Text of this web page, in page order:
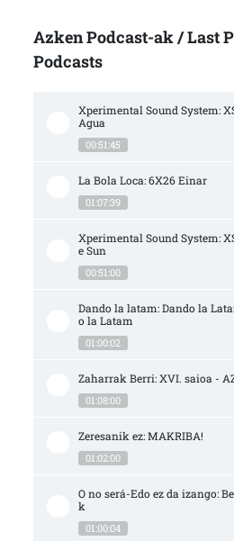
Azken Podcast-ak / Last
Podcasts
Xperimental Sound System:
Agua
00:51:45
La Bola Loca: 6X26 Einar
01:07:39
Xperimental Sound System:
e Sun
00:51:00
Dando la latam: Dando la
o la Latam
01:00:02
Zaharrak Berri: XVI. saioa -
01:08:00
Zeresanik ez: MAKRIBA!
01:02:00
O no será-Edo ez da izango:
k
01:00:04